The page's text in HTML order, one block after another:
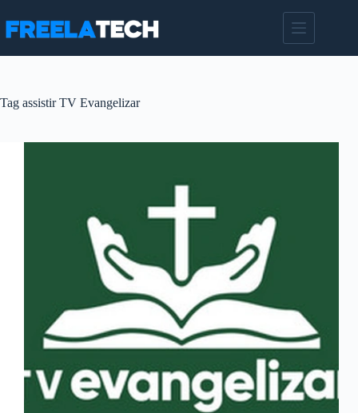
para
Tag assistir TV Evangelizar